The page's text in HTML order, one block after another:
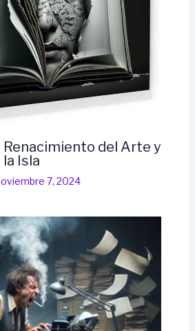
Renacimiento del Arte y
Isla
7, 2024